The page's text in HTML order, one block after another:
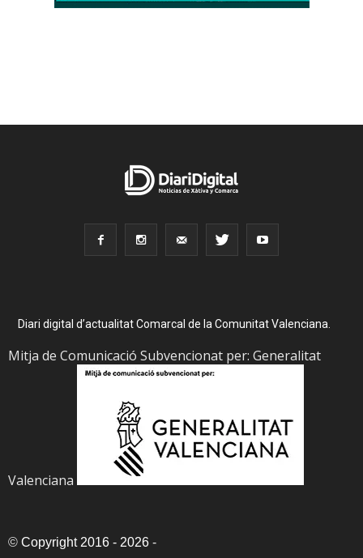
Diari digital d’actualitat Comarcal de la Comunitat Valenciana.
Mitja de Comunicació Subvencionat per: Generalitat
Valenciana
© Copyright 2016 - 2026 -